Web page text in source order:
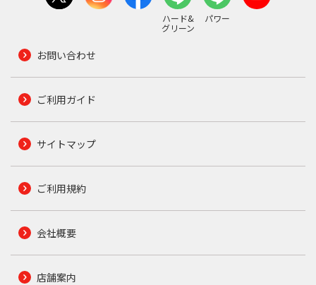
ハード&
グリーン
パワー
お問い合わせ
ご利用ガイド
サイトマップ
ご利用規約
会社概要
店舗案内